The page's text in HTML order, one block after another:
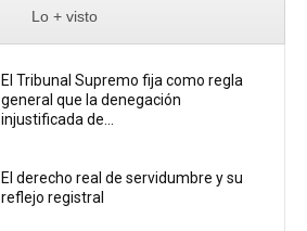
Lo + visto
El Tribunal Supremo fija como regla
general que la denegación
injustificada de...
El derecho real de servidumbre y su
reflejo registral